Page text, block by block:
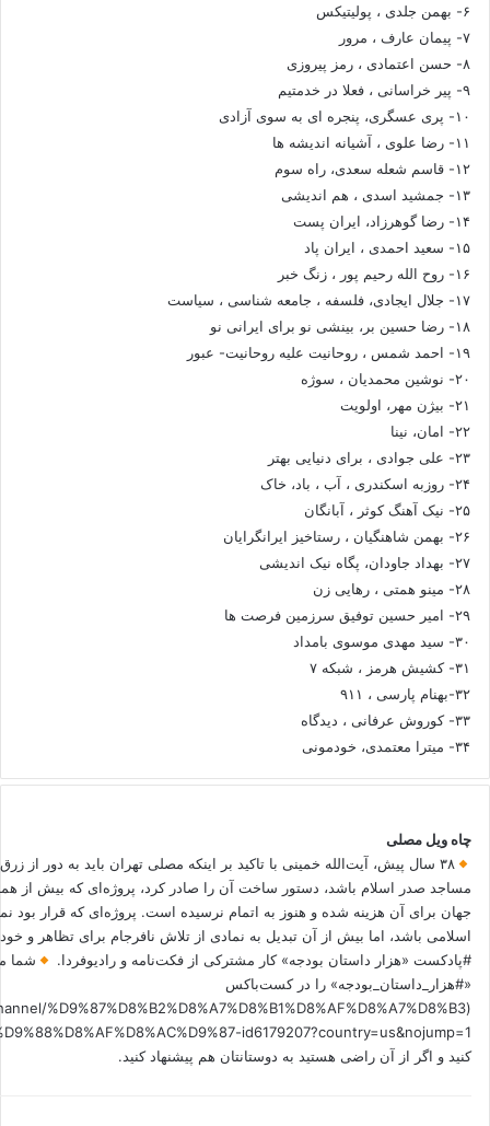
۶- بهمن جلدی ، پولیتیکس
۷- پیمان عارف ، مرور
۸- حسن اعتمادی ، رمز پیروزی
۹- پیر خراسانی ، فعلا در خدمتیم
۱۰- پری عسگری، پنجره ای به سوی آزادی
۱۱- رضا علوی ، آشیانه اندیشه ها
۱۲- قاسم شعله سعدی، راه سوم
۱۳- جمشید اسدی ، هم اندیشی
۱۴- رضا گوهرزاد، ایران پست
۱۵- سعید احمدی ، ایران پاد
۱۶- روح الله رحیم پور ، زنگ خبر
۱۷- جلال ایجادی، فلسفه ، جامعه شناسی ، سیاست
۱۸- رضا حسین بر، بینشی نو برای ایرانی نو
۱۹- احمد شمس ، روحانیت علیه روحانیت- عبور
۲۰- نوشین محمدیان ، سوژه
۲۱- بیژن مهر، اولویت
۲۲- امان، نینا
۲۳- علی جوادی ، برای دنیایی بهتر
۲۴- روزبه اسکندری ، آب ، باد، خاک
۲۵- نیک آهنگ کوثر ، آبانگان
۲۶- بهمن شاهنگیان ، رستاخیز ایرانگرایان
۲۷- بهداد جاودان، پگاه نیک اندیشی
۲۸- مینو همتی ، رهایی زن
۲۹- امیر حسین توفیق سرزمین فرصت ها
۳۰- سید مهدی موسوی بامداد
۳۱- کشیش هرمز ، شبکه ۷
۳۲-بهنام پارسی ، ۹۱۱
۳۳- کوروش عرفانی ، دیدگاه
۳۴- میترا معتمدی، خودمونی
چاه ویل مصلی
۳۸ سال پیش، آیت‌الله خمینی با تاکید بر اینکه مصلی تهران باید به دور از
مساجد صدر اسلام باشد، دستور ساخت آن را صادر کرد، پروژه‌ای که بیش از
جهان برای آن هزینه شده و هنوز به اتمام نرسیده است. پروژه‌ای که قرار بود
اسلامی باشد، اما بیش از آن تبدیل به نمادی از تلاش نافرجام برای تظاهر و
#پادکست «هزار داستان بودجه» کار مشترکی از فکت‌نامه و رادیوفردا.
شما
«#هزار_داستان_بودجه» را در کست‌باکس
%D9%87%D8%B2%D8%A7%D8%B1%D8%AF%D8%A7%D8%B3
کنید و اگر از آن راضی هستید به دوستانتان هم پیشنهاد کنید.